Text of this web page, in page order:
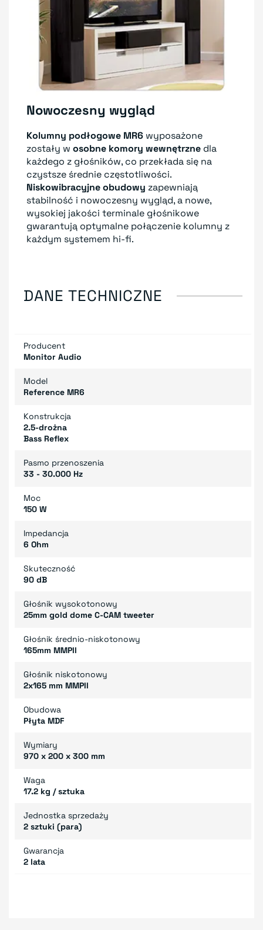
Nowoczesny wygląd
Kolumny podłogowe MR6 wyposażone
zostały w osobne komory wewnętrzne dla
każdego z głośników, co przekłada się na
czystsze średnie częstotliwości.
Niskowibracyjne obudowy zapewniają
stabilność i nowoczesny wygląd, a nowe,
wysokiej jakości terminale głośnikowe
gwarantują optymalne połączenie kolumny z
każdym systemem hi-fi.
DANE TECHNICZNE
Producent
Monitor Audio
Model
Reference MR6
Konstrukcja
2.5-drożna
Bass Reflex
Pasmo przenoszenia
33 - 30.000 Hz
Moc
150 W
Impedancja
6 Ohm
Skuteczność
90 dB
Głośnik wysokotonowy
25mm gold dome C-CAM tweeter
Głośnik średnio-niskotonowy
165mm MMPII
Głośnik niskotonowy
2x165 mm MMPII
Obudowa
Płyta MDF
Wymiary
970 x 200 x 300 mm
Waga
17.2 kg / sztuka
Jednostka sprzedaży
2 sztuki (para)
Gwarancja
2 lata